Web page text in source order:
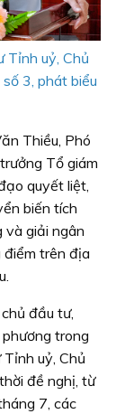
Tỉnh uỷ, Chủ
3, phát biểu
Thiều, Phó
Tổ giám
quyết liệt,
biến tích
và giải ngân
điểm trên địa
đầu tư,
trong
uỷ, Chủ
đề nghị, từ
7, các